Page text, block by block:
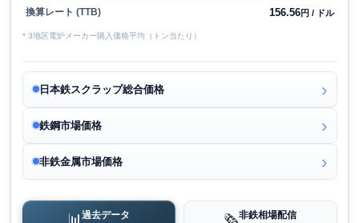
換算レート (TTB) 156.56円 / ドル
* 3地区電炉メーカー購入価格平均（トン当たり）
日本鉄スクラップ総合価格
鉄鋼市場価格
非鉄金属市場価格
過去データ 非鉄相場配信